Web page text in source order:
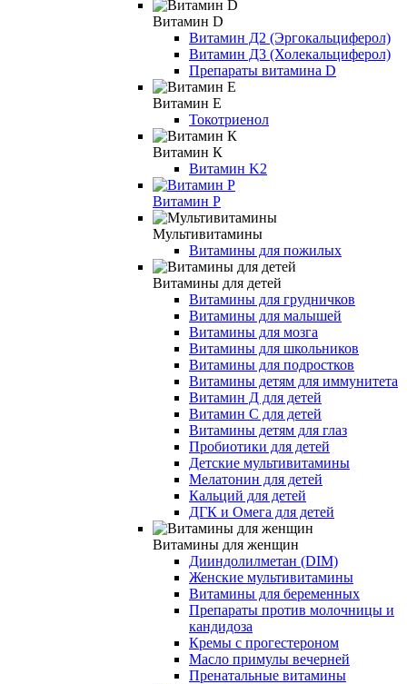
Витамин D
Витамин Д2 (Эргокальциферол)
Витамин Д3 (Холекальциферол)
Препараты витамина D
Витамин Е
Токотриенол
Витамин К
Витамин K2
Витамин Р
Мультивитамины
Витамины для пожилых
Витамины для детей
Витамины для грудничков
Витамины для малышей
Витамины для мозга
Витамины для школьников
Витамины для подростков
Витамины детям для иммунитета
Витамин Д для детей
Витамин C для детей
Витамины детям для глаз
Пробиотики для детей
Детские мультивитамины
Мелатонин для детей
Кальций для детей
ДГК и Омега для детей
Витамины для женщин
Дииндолилметан (DIM)
Женские мультивитамины
Витамины для беременных
Препараты против молочницы и
кандидоза
Кремы с прогестероном
Масло примулы вечерней
Пренатальные витамины